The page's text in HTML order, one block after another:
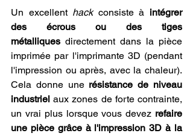
Un excellent hack consiste à intégrer
des écrous ou des tiges
métalliques directement dans la pièce
imprimée par l'imprimante 3D (pendant
l'impression ou après, avec la chaleur).
Cela donne une résistance de niveau
industriel aux zones de forte contrainte,
un vrai plus lorsque vous devez refaire
une pièce grâce à l'impression 3D à la